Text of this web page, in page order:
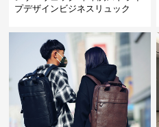
プデザインビジネスリュック